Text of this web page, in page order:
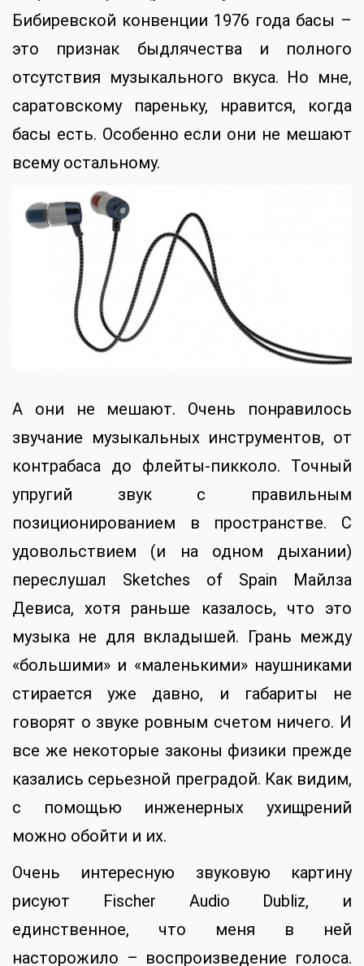
Бибиревской конвенции 1976 года басы –
это признак быдлячества и полного
отсутствия музыкального вкуса. Но мне,
саратовскому пареньку, нравится, когда
басы есть. Особенно если они не мешают
всему остальному.
А они не мешают. Очень понравилось
звучание музыкальных инструментов, от
контрабаса до флейты-пикколо. Точный
упругий звук с правильным
позиционированием в пространстве. С
удовольствием (и на одном дыхании)
переслушал Sketches of Spain Майлза
Девиса, хотя раньше казалось, что это
музыка не для вкладышей. Грань между
«большими» и «маленькими» наушниками
стирается уже давно, и габариты не
говорят о звуке ровным счетом ничего. И
все же некоторые законы физики прежде
казались серьезной преградой. Как видим,
с помощью инженерных ухищрений
можно обойти и их.
Очень интересную звуковую картину
рисуют Fischer Audio Dubliz, и
единственное, что меня в ней
насторожило – воспроизведение голоса.